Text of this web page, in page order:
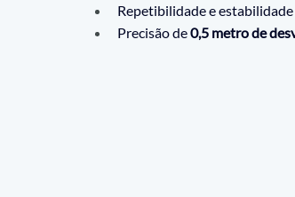
Repetibilidade e
Precisão de 0,5 metro de